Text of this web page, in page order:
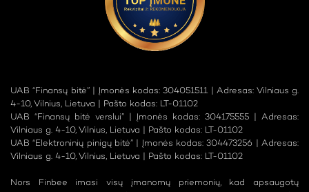
UAB “Finansų bitė” | Įmonės kodas: 304051511 | Adresas: Vilniaus g.
4-10, Vilnius, Lietuva | Pašto kodas: LT-01102
UAB “Finansų bitė verslui” | Įmonės kodas: 304175555 | Adresas:
Vilniaus g. 4-10, Vilnius, Lietuva | Pašto kodas: LT-01102
UAB “Elektroninių pinigų bitė” | Įmonės kodas: 304473256 | Adresas:
Vilniaus g. 4-10, Vilnius, Lietuva | Pašto kodas: LT-01102
Nors Finbee imasi visų įmanomų priemonių, kad apsaugotų